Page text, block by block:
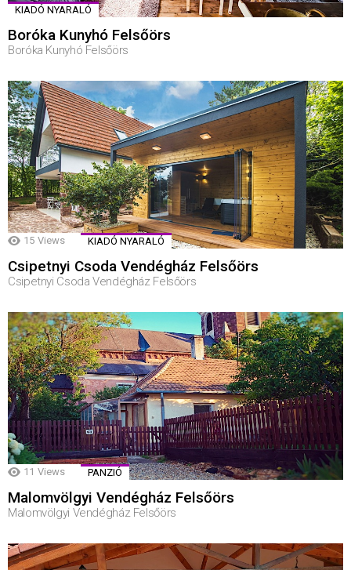
KIADÓ NYARALÓ
Boróka Kunyhó Felsőörs
Boróka Kunyhó Felsőörs
15 Views KIADÓ NYARALÓ
Csipetnyi Csoda Vendégház Felsőörs
Csipetnyi Csoda Vendégház Felsőörs
11 Views PANZIÓ
Malomvölgyi Vendégház Felsőörs
Malomvölgyi Vendégház Felsőörs